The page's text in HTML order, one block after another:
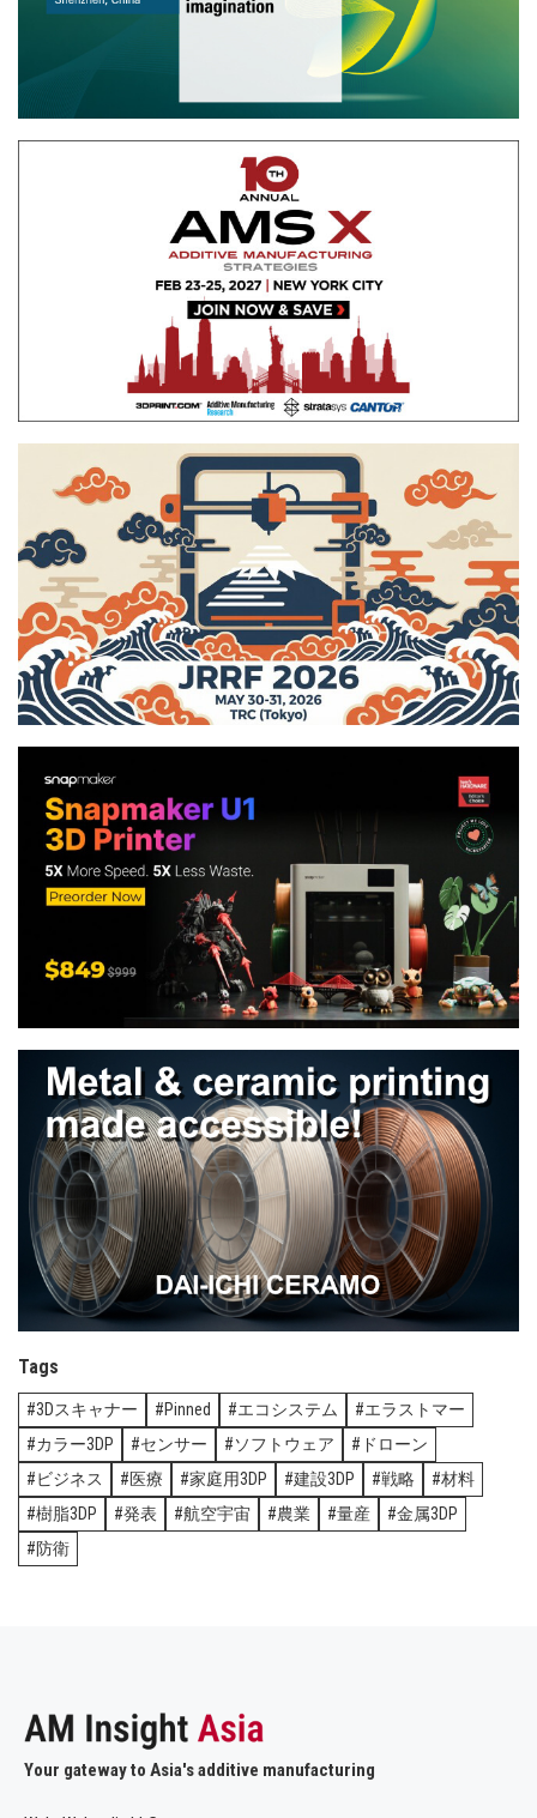
Tags
3Dスキャナー Pinned エコシステム
エラストマー
カラー3DP
センサー ソフトウェア
ドローン
ビジネス
医療 家庭用3DP 建設3DP 戦略
材料
樹脂3DP
発表 航空宇宙 農業 量産
金属3DP
防衛
Your gateway to Asia's additive manufacturing